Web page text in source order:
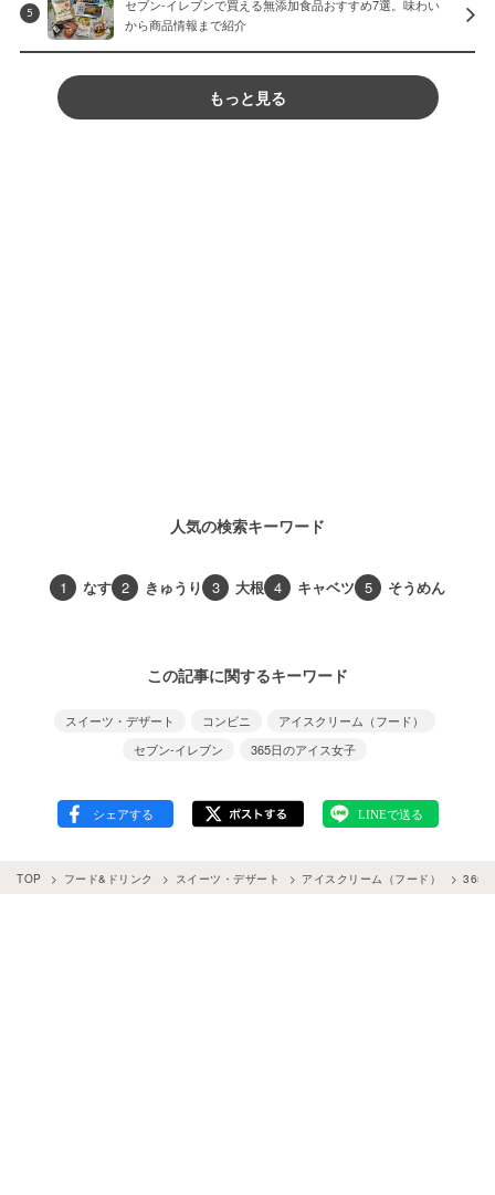
5
セブン-イレブンで買える無添加食品おすすめ7選。味わい
から商品情報まで紹介
もっと見る
人気の検索キーワード
1 なす 2 きゅうり 3 大根 4 キャベツ 5 そうめん
この記事に関するキーワード
スイーツ・デザート コンビニ
アイスクリーム（フード）
セブン-イレブン
365日のアイス女子
TOP フード&ドリンク スイーツ・デザート アイスクリーム（フード） 365